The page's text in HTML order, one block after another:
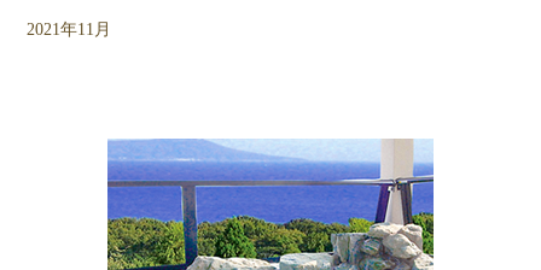
2021年11月